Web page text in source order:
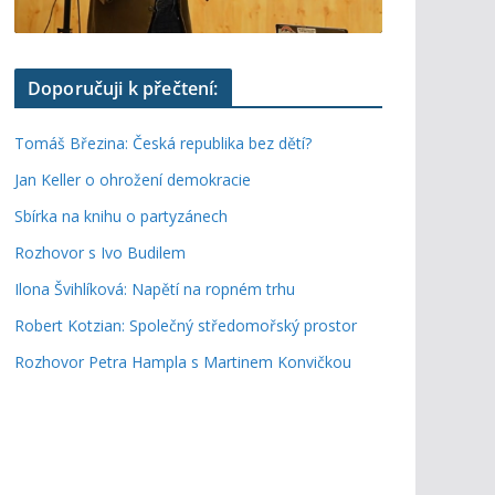
Doporučuji k přečtení:
Tomáš Březina: Česká republika bez dětí?
Jan Keller o ohrožení demokracie
Sbírka na knihu o partyzánech
Rozhovor s Ivo Budilem
Ilona Švihlíková: Napětí na ropném trhu
Robert Kotzian: Společný středomořský prostor
Rozhovor Petra Hampla s Martinem Konvičkou